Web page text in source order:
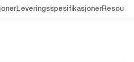
Leveringsspesifikasjoner